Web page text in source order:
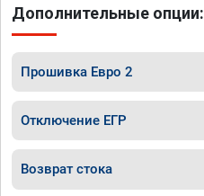
Дополнительные опции:
Прошивка Евро 2
Отключение ЕГР
Возврат стока